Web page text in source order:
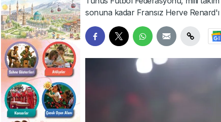
sonuna kadar Fransız Herve Renard'ı